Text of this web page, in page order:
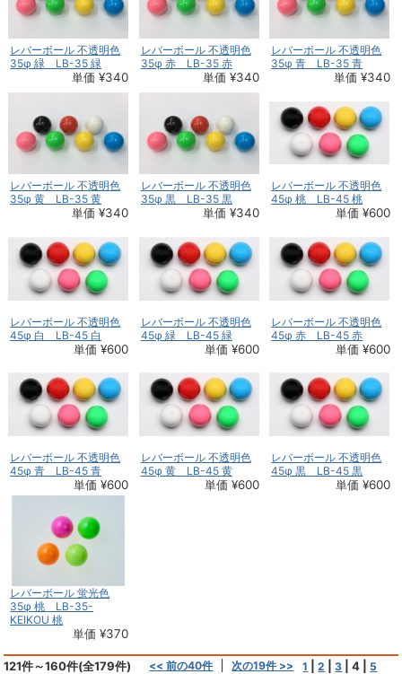
レバーボール 不透明色
35φ 緑 LB-35 緑
単価 ¥340
レバーボール 不透明色
35φ 赤 LB-35 赤
単価 ¥340
レバーボール 不透明色
35φ 青 LB-35 青
単価 ¥340
レバーボール 不透明色
35φ 黄 LB-35 黄
単価 ¥340
レバーボール 不透明色
35φ 黒 LB-35 黒
単価 ¥340
レバーボール 不透明色
45φ 桃 LB-45 桃
単価 ¥600
レバーボール 不透明色
45φ 白 LB-45 白
単価 ¥600
レバーボール 不透明色
45φ 緑 LB-45 緑
単価 ¥600
レバーボール 不透明色
45φ 赤 LB-45 赤
単価 ¥600
レバーボール 不透明色
45φ 青 LB-45 青
単価 ¥600
レバーボール 不透明色
45φ 黄 LB-45 黄
単価 ¥600
レバーボール 不透明色
45φ 黒 LB-45 黒
単価 ¥600
レバーボール 蛍光色
35φ 桃 LB-35-
KEIKOU 桃
単価 ¥370
121件～160件(全179件) << 前の40件 次の19件 >> 1 |2 |3 |4 5